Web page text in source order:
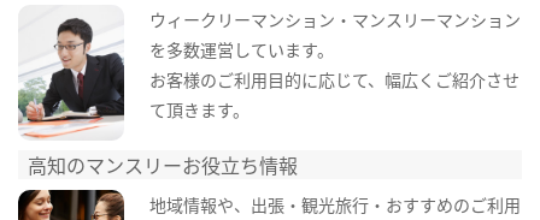
ウィークリーマンション・マンスリーマンション
を多数運営しています。
お客様のご利用目的に応じて、幅広くご紹介させ
て頂きます。
高知のマンスリーお役立ち情報
地域情報や、出張・観光旅行・おすすめのご利用